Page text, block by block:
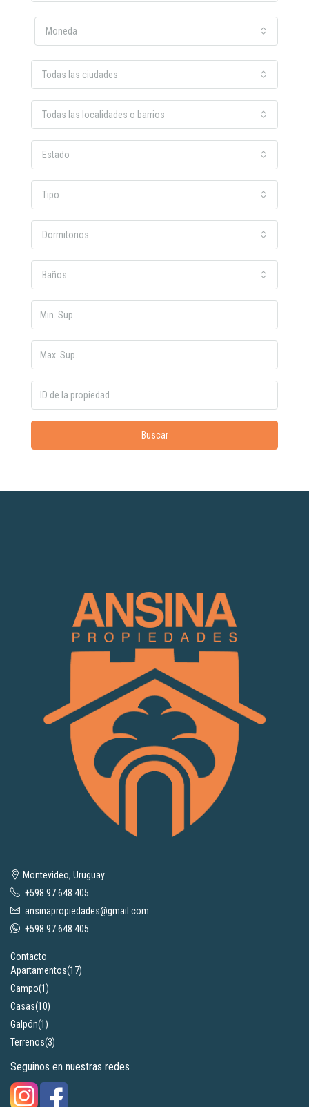
Moneda
Todas las ciudades
Todas las localidades o barrios
Estado
Tipo
Dormitorios
Baños
Buscar
Montevideo, Uruguay
+598 97 648 405
ansinapropiedades@gmail.com
+598 97 648 405
Contacto
Apartamentos(17)
Campo(1)
Casas(10)
Galpón(1)
Terrenos(3)
Seguinos en nuestras redes